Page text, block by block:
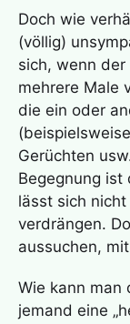
Doch wie
(völlig)
sich, wenn
mehrere Male
die ein oder
Gerüchten
Begegnung ist
lässt sich
verdrängen.
aussuchen,
Wie kann man
jemand eine